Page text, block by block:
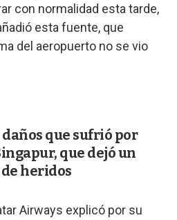
con normalidad esta tarde,
esta fuente, que
del aeropuerto no se vio
que sufrió por
que dejó un
heridos
Airways explicó por su